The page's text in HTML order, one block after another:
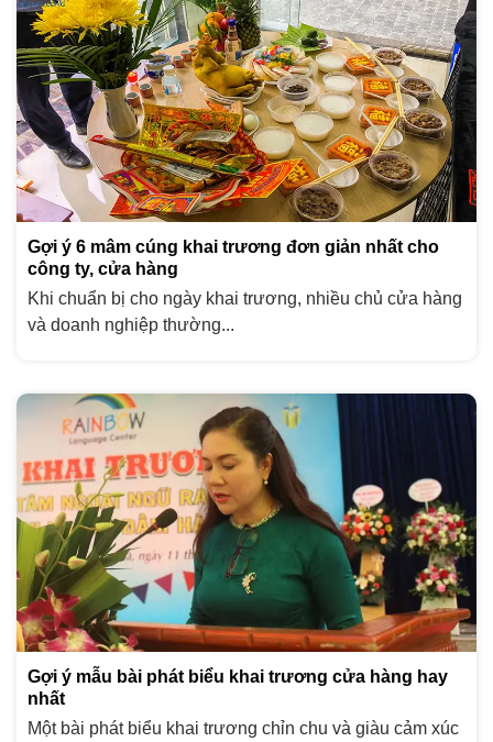
Gợi ý 6 mâm cúng khai trương đơn giản nhất cho
công ty, cửa hàng
Khi chuẩn bị cho ngày khai trương, nhiều chủ cửa hàng
và doanh nghiệp thường...
Gợi ý mẫu bài phát biểu khai trương cửa hàng hay
nhất
Một bài phát biểu khai trương chỉn chu và giàu cảm xúc